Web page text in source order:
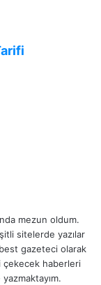
mezun oldum.
sitelerde yazılar
gazeteci olarak
çekecek haberleri